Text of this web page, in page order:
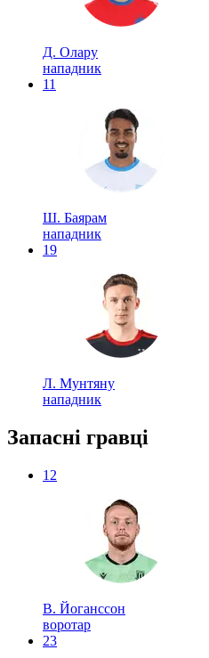
Д. Олару
нападник
11
Ш. Баярам
нападник
19
Л. Мунтяну
нападник
Запасні гравці
12
В. Йоганссон
воротар
23